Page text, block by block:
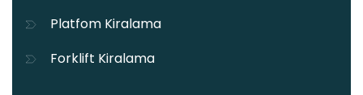
Platfom Kiralama
Forklift Kiralama